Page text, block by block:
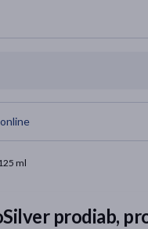
ml
prodiab,